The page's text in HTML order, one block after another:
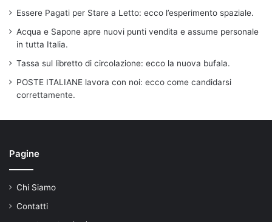
Essere Pagati per Stare a Letto: ecco l’esperimento spaziale.
Acqua e Sapone apre nuovi punti vendita e assume personale
in tutta Italia.
Tassa sul libretto di circolazione: ecco la nuova bufala.
POSTE ITALIANE lavora con noi: ecco come candidarsi
correttamente.
Pagine
Chi Siamo
Contatti